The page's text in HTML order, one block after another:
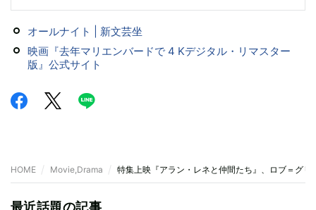
オールナイト | 新文芸坐
映画『去年マリエンバードで 4 Kデジタル・リマスター
版』公式サイト
HOME Movie,Drama 特集上映『アラン・レネと仲間たち』、ロブ＝グリ
最近話題の記事